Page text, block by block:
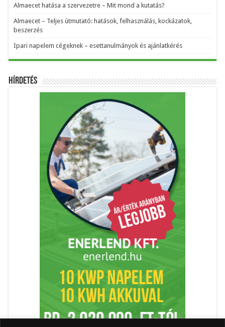
Almaecet hatása a szervezetre – Mit mond a kutatás?
Almaecet – Teljes útmutató: hatások, felhasználás, kockázatok,
beszerzés
Ipari napelem cégeknek – esettanulmányok és ajánlatkérés
Hírdetés